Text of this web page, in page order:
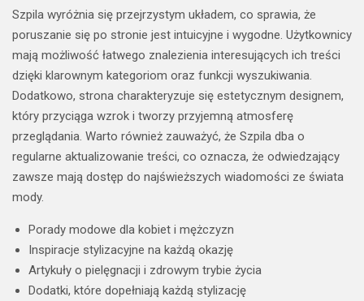
Szpila wyróżnia się przejrzystym układem, co sprawia, że
poruszanie się po stronie jest intuicyjne i wygodne. Użytkownicy
mają możliwość łatwego znalezienia interesujących ich treści
dzięki klarownym kategoriom oraz funkcji wyszukiwania.
Dodatkowo, strona charakteryzuje się estetycznym designem,
który przyciąga wzrok i tworzy przyjemną atmosferę
przeglądania. Warto również zauważyć, że Szpila dba o
regularne aktualizowanie treści, co oznacza, że odwiedzający
zawsze mają dostęp do najświeższych wiadomości ze świata
mody.
Porady modowe dla kobiet i mężczyzn
Inspiracje stylizacyjne na każdą okazję
Artykuły o pielęgnacji i zdrowym trybie życia
Dodatki, które dopełniają każdą stylizację